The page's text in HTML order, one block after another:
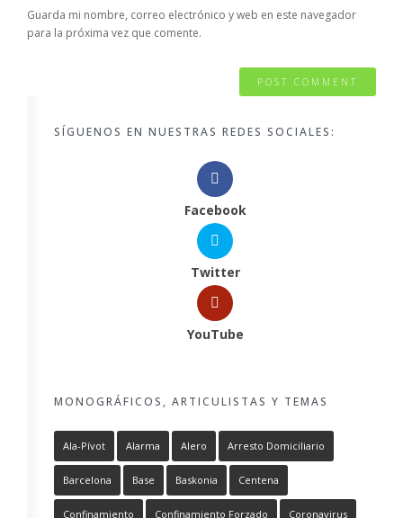
Guarda mi nombre, correo electrónico y web en este navegador
para la próxima vez que comente.
SÍGUENOS EN NUESTRAS REDES SOCIALES:
Facebook
Twitter
YouTube
MONOGRÁFICOS, ARTICULISTAS Y TEMAS
Ala-Pívot Alarma Alero Arresto Domiciliario
Barcelona Base Baskonia Centena
Confinamiento Confinamiento Forzado Coronavirus